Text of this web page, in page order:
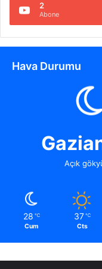
2
Abone
Hava Durumu
Açık
28 ℃
Cum
37 ℃
Cts